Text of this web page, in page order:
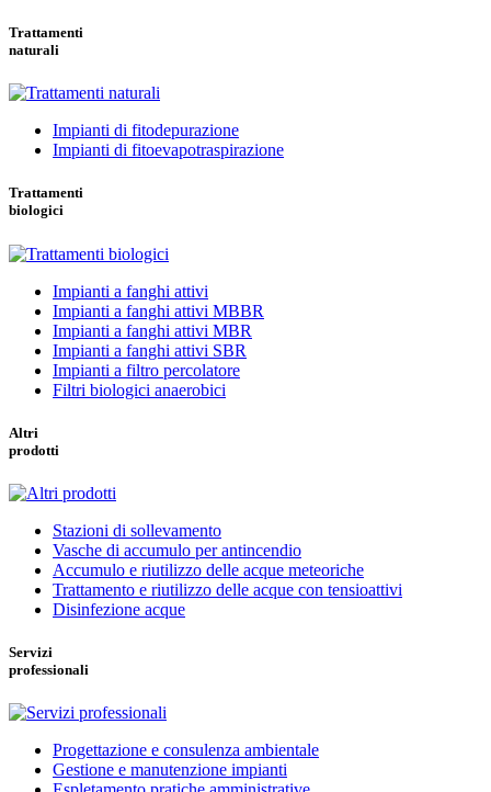
Trattamenti
naturali
Impianti di fitodepurazione
Impianti di fitoevapotraspirazione
Trattamenti
biologici
Impianti a fanghi attivi
Impianti a fanghi attivi MBBR
Impianti a fanghi attivi MBR
Impianti a fanghi attivi SBR
Impianti a filtro percolatore
Filtri biologici anaerobici
Altri
prodotti
Stazioni di sollevamento
Vasche di accumulo per antincendio
Accumulo e riutilizzo delle acque meteoriche
Trattamento e riutilizzo delle acque con tensioattivi
Disinfezione acque
Servizi
professionali
Progettazione e consulenza ambientale
Gestione e manutenzione impianti